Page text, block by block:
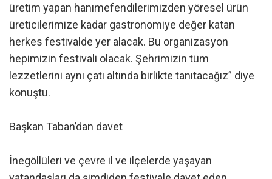
üretim yapan hanımefendilerimizden yöresel ürün
üreticilerimize kadar gastronomiye değer katan
herkes festivalde yer alacak. Bu organizasyon
hepimizin festivali olacak. Şehrimizin tüm
lezzetlerini aynı çatı altında birlikte tanıtacağız” diye
konuştu.
Başkan Taban’dan davet
İnegöllüleri ve çevre il ve ilçelerde yaşayan